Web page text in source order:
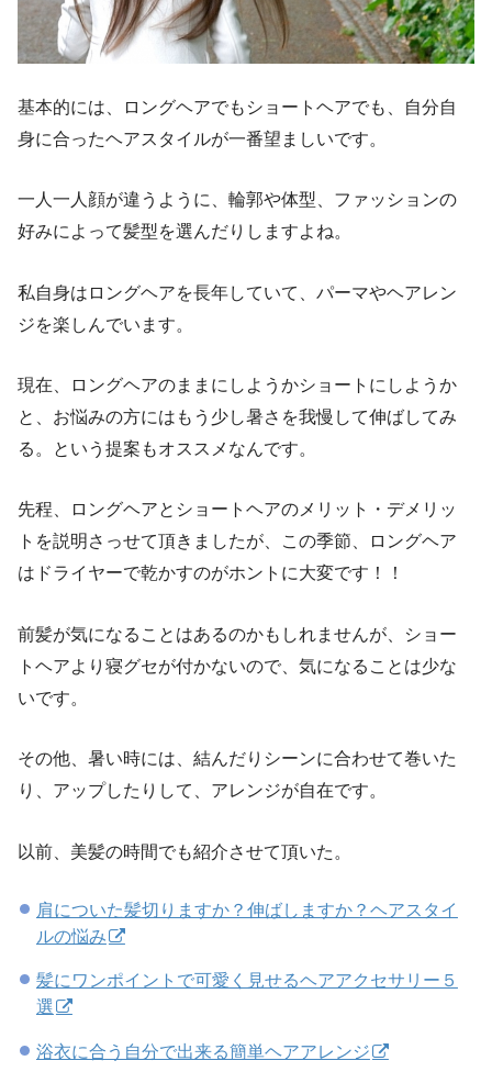
基本的には、ロングヘアでもショートヘアでも、自分自
身に合ったヘアスタイルが一番望ましいです。
一人一人顔が違うように、輪郭や体型、ファッションの
好みによって髪型を選んだりしますよね。
私自身はロングヘアを長年していて、パーマやヘアレン
ジを楽しんでいます。
現在、ロングヘアのままにしようかショートにしようか
と、お悩みの方にはもう少し暑さを我慢して伸ばしてみ
る。という提案もオススメなんです。
先程、ロングヘアとショートヘアのメリット・デメリッ
トを説明さっせて頂きましたが、この季節、ロングヘア
はドライヤーで乾かすのがホントに大変です！！
前髪が気になることはあるのかもしれませんが、ショー
トヘアより寝グセが付かないので、気になることは少な
いです。
その他、暑い時には、結んだりシーンに合わせて巻いた
り、アップしたりして、アレンジが自在です。
以前、美髪の時間でも紹介させて頂いた。
肩についた髪切りますか？伸ばしますか？ヘアスタイ
ルの悩み
髪にワンポイントで可愛く見せるヘアアクセサリー５
選
浴衣に合う自分で出来る簡単ヘアアレンジ